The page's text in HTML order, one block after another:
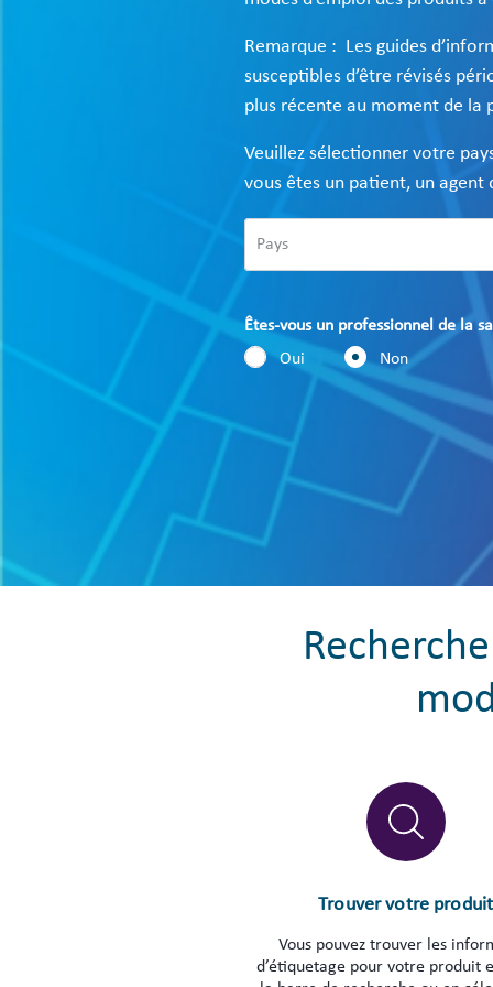
Remarque : Les guides
susceptibles d’être révisés
plus récente au moment de la
Veuillez sélectionner votre
vous êtes un patient, un
Êtes-vous un professionnel de la
Oui
Non
Trouver votre produit
Vous pouvez trouver les
d’étiquetage pour votre produit